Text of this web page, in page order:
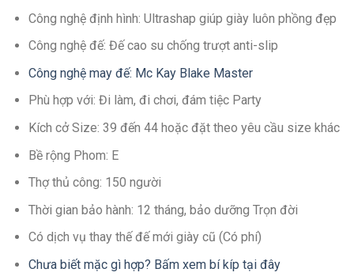
Công nghệ định hình: Ultrashap giúp giày luôn phồng đẹp
Công nghệ đế: Đế cao su chống trượt anti-slip
Công nghệ may đế: Mc Kay Blake Master
Phù hợp với: Đi làm, đi chơi, đám tiệc Party
Kích cở Size: 39 đến 44 hoặc đặt theo yêu cầu size khác
Bề rộng Phom: E
Thợ thủ công: 150 người
Thời gian bảo hành: 12 tháng, bảo dưỡng Trọn đời
Có dịch vụ thay thế đế mới giày cũ (Có phí)
Chưa biết mặc gì hợp? Bấm xem bí kíp tại đây